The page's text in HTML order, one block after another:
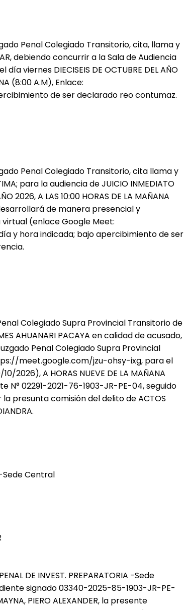
Penal Colegiado Transitorio, cita, llama y
debiendo concurrir a la Sala de Audiencia
viernes DIECISEIS DE OCTUBRE DEL AÑO
(8:00 A.M), Enlace:
de ser declarado reo contumaz.
Penal Colegiado Transitorio, cita llama y
para la audiencia de JUICIO INMEDIATO
2026, A LAS 10:00 HORAS DE LA MAÑANA
de manera presencial y
(enlace Google Meet:
y hora indicada; bajo apercibimiento de ser
Colegiado Supra Provincial Transitorio de
AHUANARI PACAYA en calidad de acusado,
Penal Colegiado Supra Provincial
meet.google.com/jzu-ohsy-ixg, para el
2026), A HORAS NUEVE DE LA MAÑANA
N° 02291-2021-76-1903-JR-PE-04, seguido
la presunta comisión del delito de ACTOS
Sede Central
DE INVEST. PREPARATORIA -Sede
signado 03340-2025-85-1903-JR-PE-
PIERO ALEXANDER, la presente